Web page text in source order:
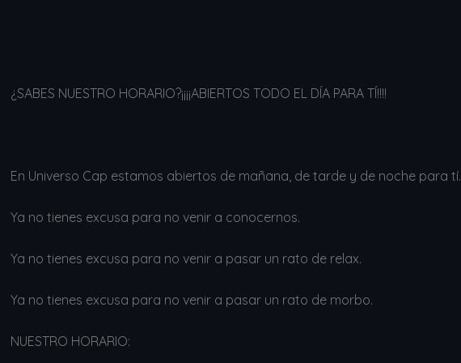
¿SABES NUESTRO HORARIO?¡¡¡¡ABIERTOS TODO EL DÍA PARA TÍ!!!!
En Universo Cap estamos abiertos de mañana, de tarde y de noche para tí.
Ya no tienes excusa para no venir a conocernos.
Ya no tienes excusa para no venir a pasar un rato de relax.
Ya no tienes excusa para no venir a pasar un rato de morbo.
NUESTRO HORARIO: